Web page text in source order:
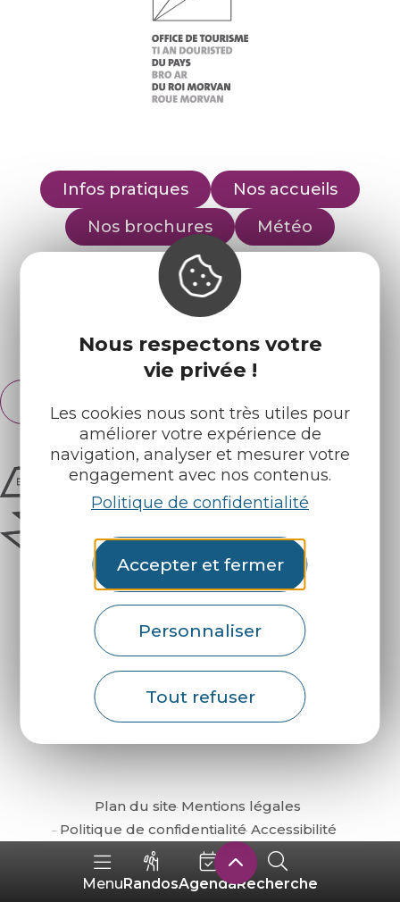
Nous respectons votre
vie privée !
Les cookies nous sont très utiles pour
améliorer votre expérience de
navigation, analyser et mesurer votre
engagement avec nos contenus.
Politique de confidentialité
Accepter et fermer
Personnaliser
Tout refuser
MenuRandosAgendaRecherche
Infos pratiques
Nos accueils
Nos brochures
Météo
Retrouvez-nous sur :
Espace pro Partenaires
Français
English
Comment venir ?
Plan du site Mentions légales
Politique de confidentialité Accessibilité